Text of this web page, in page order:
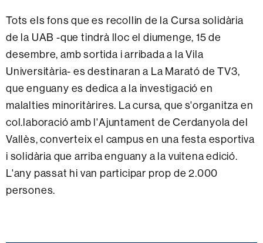
Tots els fons que es recollin de la Cursa solidària
de la UAB -que tindrà lloc el diumenge, 15 de
desembre, amb sortida i arribada a la Vila
Universitària- es destinaran a La Marató de TV3,
que enguany es dedica a la investigació en
malalties minoritàrires. La cursa, que s'organitza en
col.laboració amb l'Ajuntament de Cerdanyola del
Vallès, converteix el campus en una festa esportiva
i solidària que arriba enguany a la vuitena edició.
L'any passat hi van participar prop de 2.000
persones.